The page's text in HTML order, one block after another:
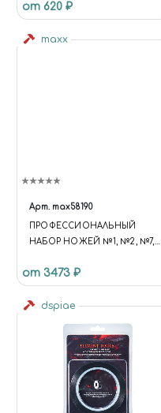
от 620 ₽
maxx
Арт. max58190
ПРОФЕССИОНАЛЬНЫЙ
НАБОР НОЖЕЙ №1, №2, №7, +
от 3473 ₽
dspiae